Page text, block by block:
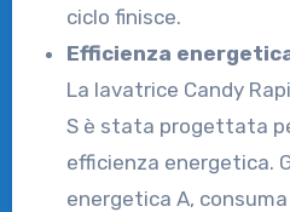
ciclo finisce.
Efficienza
La lavatrice Candy
S è stata progettata
efficienza energetica.
energetica A,